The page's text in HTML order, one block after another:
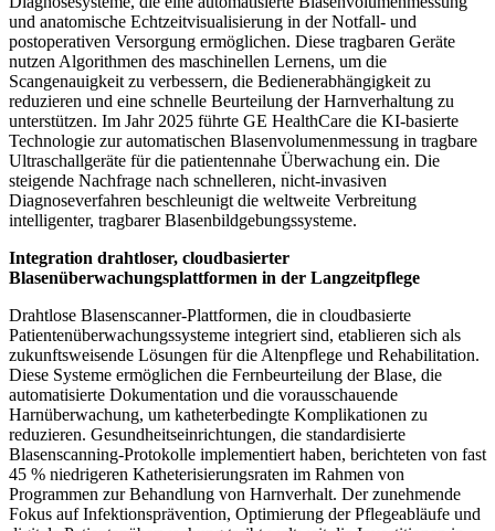
und anatomische Echtzeitvisualisierung in der Notfall- und
postoperativen Versorgung ermöglichen. Diese tragbaren Geräte
nutzen Algorithmen des maschinellen Lernens, um die
Scangenauigkeit zu verbessern, die Bedienerabhängigkeit zu
reduzieren und eine schnelle Beurteilung der Harnverhaltung zu
unterstützen. Im Jahr 2025 führte GE HealthCare die KI-basierte
Technologie zur automatischen Blasenvolumenmessung in tragbare
Ultraschallgeräte für die patientennahe Überwachung ein. Die
steigende Nachfrage nach schnelleren, nicht-invasiven
Diagnoseverfahren beschleunigt die weltweite Verbreitung
intelligenter, tragbarer Blasenbildgebungssysteme.
Integration drahtloser, cloudbasierter
Blasenüberwachungsplattformen in der Langzeitpflege
Drahtlose Blasenscanner-Plattformen, die in cloudbasierte
Patientenüberwachungssysteme integriert sind, etablieren sich als
zukunftsweisende Lösungen für die Altenpflege und Rehabilitation.
Diese Systeme ermöglichen die Fernbeurteilung der Blase, die
automatisierte Dokumentation und die vorausschauende
Harnüberwachung, um katheterbedingte Komplikationen zu
reduzieren. Gesundheitseinrichtungen, die standardisierte
Blasenscanning-Protokolle implementiert haben, berichteten von fast
45 % niedrigeren Katheterisierungsraten im Rahmen von
Programmen zur Behandlung von Harnverhalt. Der zunehmende
Fokus auf Infektionsprävention, Optimierung der Pflegeabläufe und